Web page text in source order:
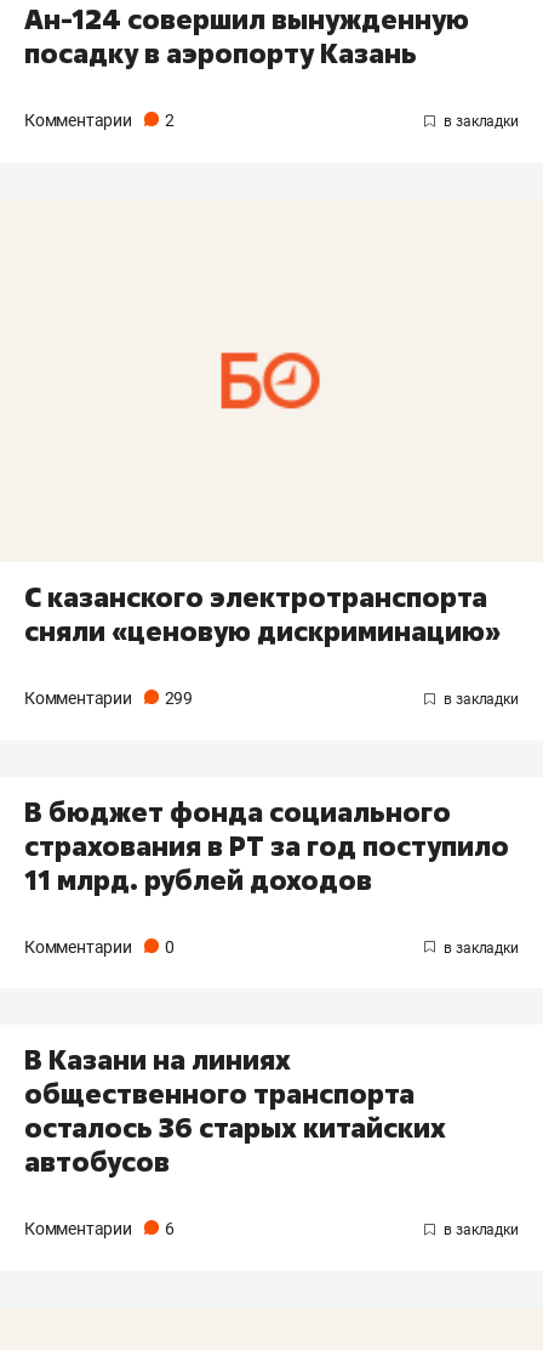
Ан-124 совершил вынужденную
посадку в аэропорту Казань
Комментарии 2
С казанского электротранспорта
сняли «ценовую дискриминацию»
Комментарии 299
В бюджет фонда социального
страхования в РТ за год поступило
11 млрд. рублей доходов
Комментарии 0
В Казани на линиях
общественного транспорта
осталось 36 старых китайских
автобусов
Комментарии 6